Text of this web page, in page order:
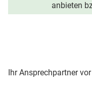
anbieten
Ihr Ansprechpartner vor